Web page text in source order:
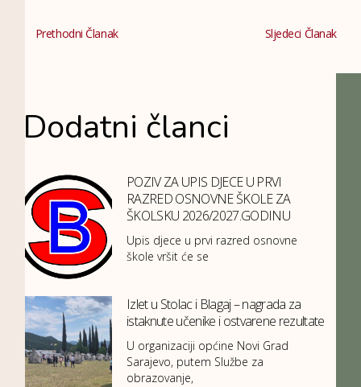
Prethodni Članak Sljedeci Članak
Dodatni članci
POZIV ZA UPIS DJECE U PRVI
RAZRED OSNOVNE ŠKOLE ZA
ŠKOLSKU 2026/2027.GODINU
Upis djece u prvi razred osnovne
škole vršit će se
Izlet u Stolac i Blagaj – nagrada za
istaknute učenike i ostvarene rezultate
U organizaciji općine Novi Grad
Sarajevo, putem Službe za
obrazovanje,